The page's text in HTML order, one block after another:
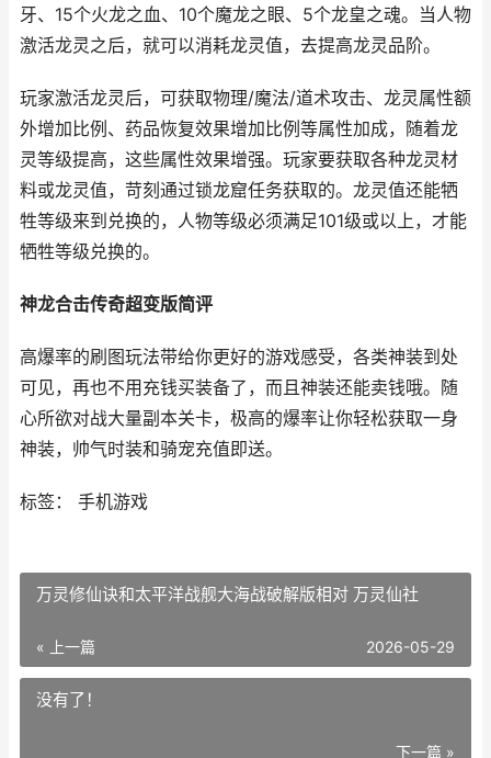
牙、15个火龙之血、10个魔龙之眼、5个龙皇之魂。当人物
激活龙灵之后，就可以消耗龙灵值，去提高龙灵品阶。
玩家激活龙灵后，可获取物理/魔法/道术攻击、龙灵属性额
外增加比例、药品恢复效果增加比例等属性加成，随着龙
灵等级提高，这些属性效果增强。玩家要获取各种龙灵材
料或龙灵值，苛刻通过锁龙窟任务获取的。龙灵值还能牺
牲等级来到兑换的，人物等级必须满足101级或以上，才能
牺牲等级兑换的。
神龙合击传奇超变版简评
高爆率的刷图玩法带给你更好的游戏感受，各类神装到处
可见，再也不用充钱买装备了，而且神装还能卖钱哦。随
心所欲对战大量副本关卡，极高的爆率让你轻松获取一身
神装，帅气时装和骑宠充值即送。
标签： 手机游戏
万灵修仙诀和太平洋战舰大海战破解版相对 万灵仙社
« 上一篇 2026-05-29
没有了！
下一篇 »